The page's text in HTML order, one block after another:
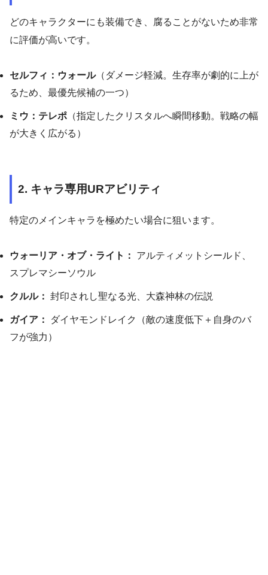
どのキャラクターにも装備でき、腐ることがないため非常
に評価が高いです。
セルフィ：ウォール（ダメージ軽減。生存率が劇的に上が
るため、最優先候補の一つ）
ミウ：テレポ （指定したクリスタルへ瞬間移動。戦略の幅
が大きく広がる）
2. キャラ専用URアビリティ
特定のメインキャラを極めたい場合に狙います。
ウォーリア・オブ・ライト：
アルティメットシールド、
スプレマシーソウル
クルル： 封印されし聖なる光、大森神林の伝説
ガイア：
ダイヤモンドレイク（敵の速度低下＋自身のバ
フが強力）